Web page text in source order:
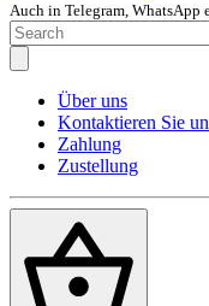
Auch in Telegram, WhatsApp
Über uns
Kontaktieren Sie
Zahlung
Zustellung